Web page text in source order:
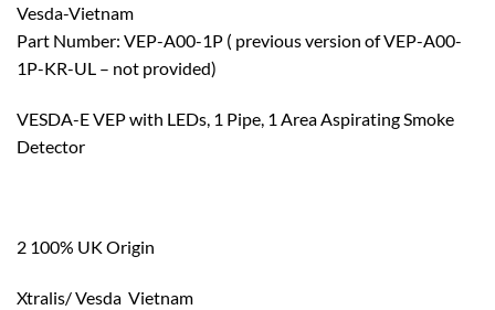
Vesda-Vietnam
Part Number: VEP-A00-1P ( previous version of VEP-A00-
1P-KR-UL – not provided)
VESDA-E VEP with LEDs, 1 Pipe, 1 Area Aspirating Smoke
Detector
2 100% UK Origin
Xtralis/ Vesda Vietnam